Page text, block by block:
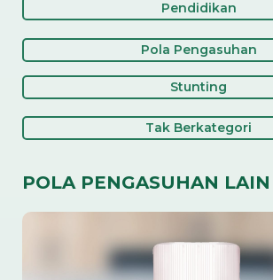
Pendidikan
Pola Pengasuhan
Stunting
Tak Berkategori
POLA PENGASUHAN LAIN